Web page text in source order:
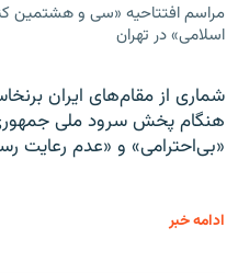
مراسم افتتاحیه «سی و هشتمین
اسلامی» در تهران
شماری از مقام‌های ایران
هنگام پخش سرود ملی جمهوری
«بی‌احترامی» و «عدم رعایت
ادامه خبر